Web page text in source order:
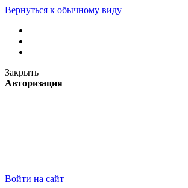
Вернуться к обычному виду
Закрыть
Авторизация
Войти на сайт